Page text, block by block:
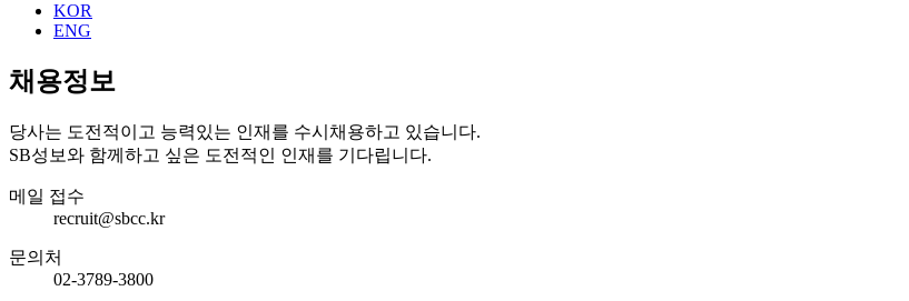
KOR
ENG
채용정보
당사는 도전적이고 능력있는 인재를 수시채용하고 있습니다.
SB성보와 함께하고 싶은 도전적인 인재를 기다립니다.
메일 접수
recruit@sbcc.kr
문의처
02-3789-3800